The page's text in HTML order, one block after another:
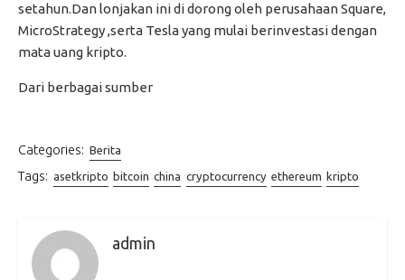
setahun.Dan lonjakan ini di dorong oleh perusahaan Square,
MicroStrategy ,serta Tesla yang mulai berinvestasi dengan
mata uang kripto.
Dari berbagai sumber
Categories: Berita
Tags: asetkripto bitcoin china cryptocurrency ethereum kripto
admin